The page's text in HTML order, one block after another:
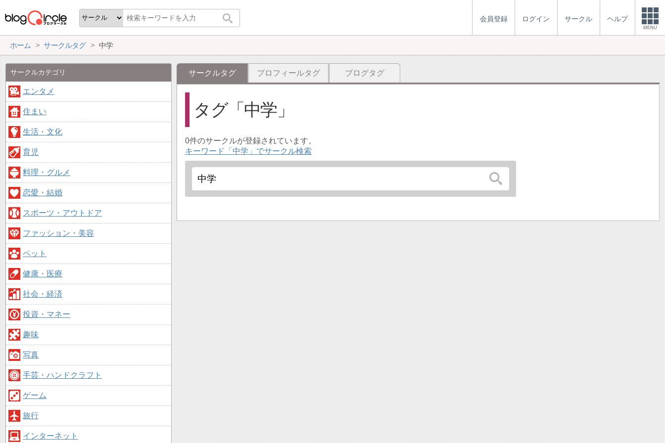
会員登録 ログイン サークル ヘルプ
MENU
ホーム サークルタグ 中学
サークルタグ プロフィールタグ ブログタグ
タグ 中学
0件のサークルが登録されています。
キーワード「中学」でサークル検索
サークルカテゴリ
エンタメ
住まい
生活・文化
育児
料理・グルメ
恋愛・結婚
スポーツ・アウトドア
ファッション・美容
ペット
健康・医療
社会・経済
投資・マネー
趣味
写真
手芸・ハンドクラフト
ゲーム
旅行
インターネット